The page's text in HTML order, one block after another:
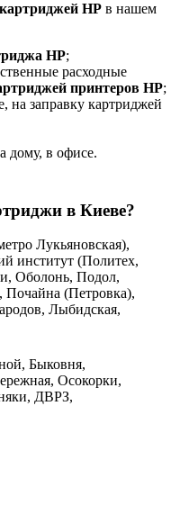
HP в нашем
HP;
расходные
принтеров HP;
на заправку картриджей
дому, в офисе.
в Киеве?
Лукьяновская),
институт (Политех,
Оболонь, Подол,
Почайна (Петровка),
Лыбидская,
Быковня,
Осокорки,
ДВРЗ,